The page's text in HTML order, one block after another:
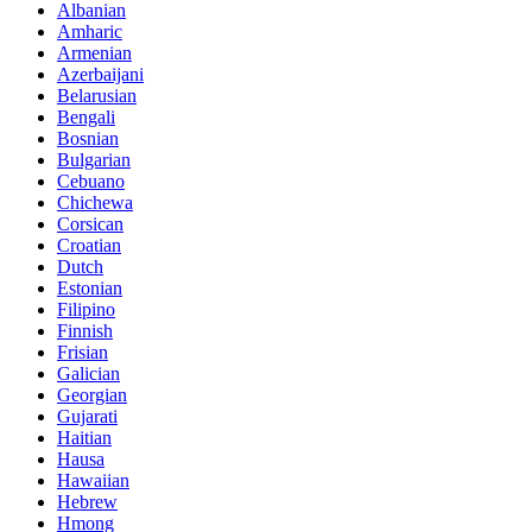
Albanian
Amharic
Armenian
Azerbaijani
Belarusian
Bengali
Bosnian
Bulgarian
Cebuano
Chichewa
Corsican
Croatian
Dutch
Estonian
Filipino
Finnish
Frisian
Galician
Georgian
Gujarati
Haitian
Hausa
Hawaiian
Hebrew
Hmong